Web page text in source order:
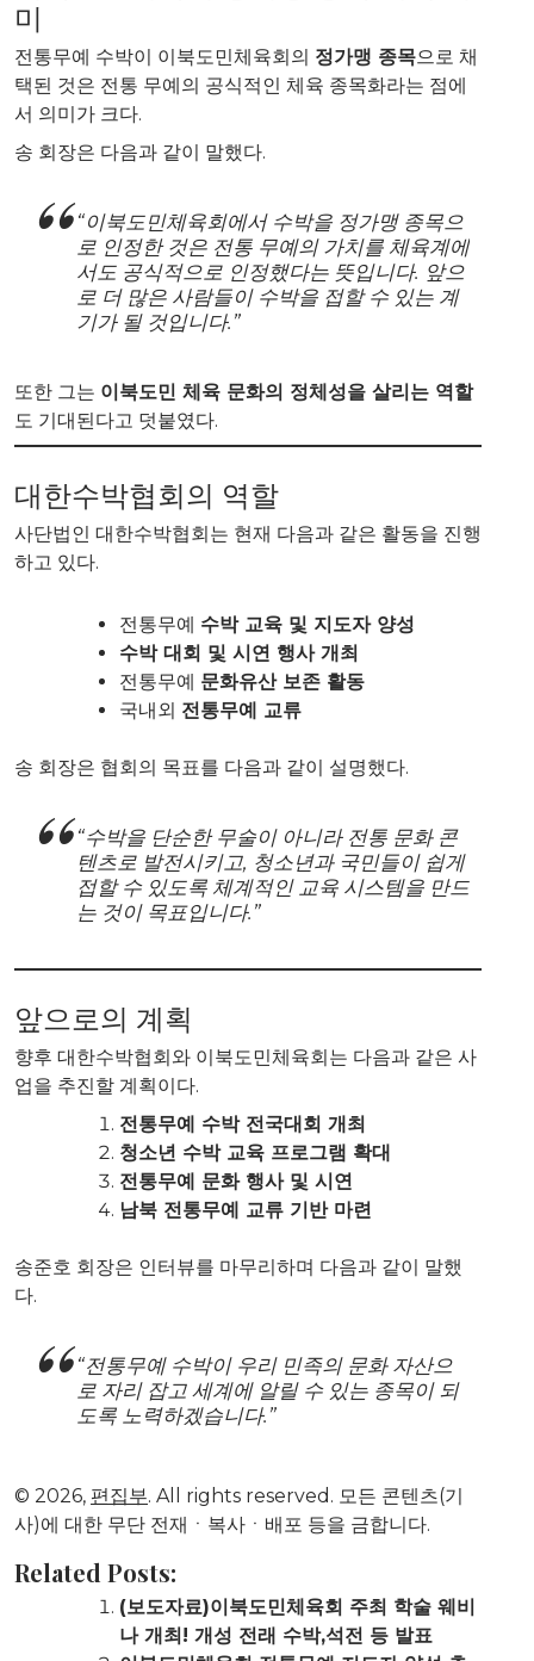
미
전통무예 수박이 이북도민체육회의 정가맹 종목으로 채
택된 것은 전통 무예의 공식적인 체육 종목화라는 점에
서 의미가 크다.
송 회장은 다음과 같이 말했다.
“이북도민체육회에서 수박을 정가맹 종목으
로 인정한 것은 전통 무예의 가치를 체육계에
서도 공식적으로 인정했다는 뜻입니다. 앞으
로 더 많은 사람들이 수박을 접할 수 있는 계
기가 될 것입니다.”
또한 그는 이북도민 체육 문화의 정체성을 살리는 역할
도 기대된다고 덧붙였다.
대한수박협회의 역할
사단법인 대한수박협회는 현재 다음과 같은 활동을 진행
하고 있다.
전통무예 수박 교육 및 지도자 양성
수박 대회 및 시연 행사 개최
전통무예 문화유산 보존 활동
국내외 전통무예 교류
송 회장은 협회의 목표를 다음과 같이 설명했다.
“수박을 단순한 무술이 아니라 전통 문화 콘
텐츠로 발전시키고, 청소년과 국민들이 쉽게
접할 수 있도록 체계적인 교육 시스템을 만드
는 것이 목표입니다.”
앞으로의 계획
향후 대한수박협회와 이북도민체육회는 다음과 같은 사
업을 추진할 계획이다.
전통무예 수박 전국대회 개최
청소년 수박 교육 프로그램 확대
전통무예 문화 행사 및 시연
남북 전통무예 교류 기반 마련
송준호 회장은 인터뷰를 마무리하며 다음과 같이 말했
다.
“전통무예 수박이 우리 민족의 문화 자산으
로 자리 잡고 세계에 알릴 수 있는 종목이 되
도록 노력하겠습니다.”
© 2026, 편집부. All rights reserved. 모든 콘텐츠(기
사)에 대한 무단 전재ㆍ복사ㆍ배포 등을 금합니다.
Related Posts:
(보도자료)이북도민체육회 주최 학술 웨비
나 개최! 개성 전래 수박,석전 등 발표